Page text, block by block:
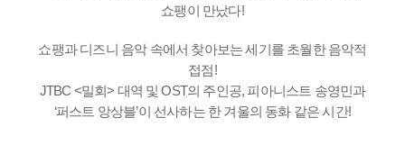
쇼팽이 만났다!
쇼팽과 디즈니 음악 속에서 찾아보는 세기를 초월한 음악적
접점!
JTBC <밀회> 대역 및 OST의 주인공, 피아니스트 송영민과
‘퍼스트 앙상블’이 선사하는 한 겨울의 동화 같은 시간!